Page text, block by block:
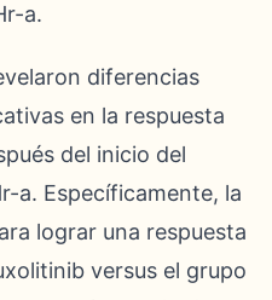
a.
diferencias
en la respuesta
del inicio del
a. Específicamente, la
lograr una respuesta
versus el grupo